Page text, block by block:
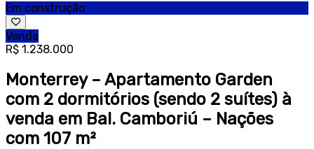
Em construção
Venda
R$ 1.238.000
Monterrey – Apartamento Garden
com 2 dormitórios (sendo 2 suítes) à
venda em Bal. Camboriú – Nações
com 107 m²